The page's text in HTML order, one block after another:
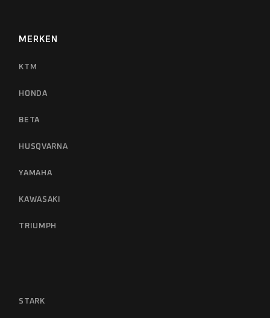
MERKEN
KTM
HONDA
BETA
HUSQVARNA
YAMAHA
KAWASAKI
TRIUMPH
STARK